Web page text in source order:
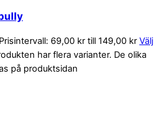
Prisintervall: 69,00 kr till 149,00 kr Välj
har flera varianter. De olika
på produktsidan